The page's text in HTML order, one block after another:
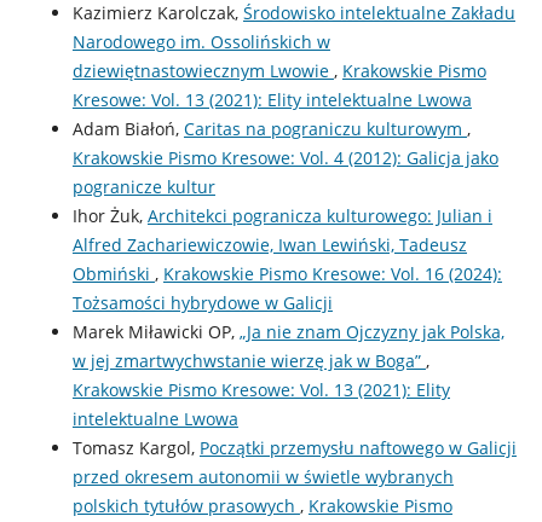
Kazimierz Karolczak, Środowisko intelektualne Zakładu
Narodowego im. Ossolińskich w
dziewiętnastowiecznym Lwowie , Krakowskie Pismo
Kresowe: Vol. 13 (2021): Elity intelektualne Lwowa
Adam Białoń, Caritas na pograniczu kulturowym ,
Krakowskie Pismo Kresowe: Vol. 4 (2012): Galicja jako
pogranicze kultur
Ihor Żuk, Architekci pogranicza kulturowego: Julian i
Alfred Zachariewiczowie, Iwan Lewiński, Tadeusz
Obmiński , Krakowskie Pismo Kresowe: Vol. 16 (2024):
Tożsamości hybrydowe w Galicji
Marek Miławicki OP, „Ja nie znam Ojczyzny jak Polska,
w jej zmartwychwstanie wierzę jak w Boga” ,
Krakowskie Pismo Kresowe: Vol. 13 (2021): Elity
intelektualne Lwowa
Tomasz Kargol, Początki przemysłu naftowego w Galicji
przed okresem autonomii w świetle wybranych
polskich tytułów prasowych , Krakowskie Pismo